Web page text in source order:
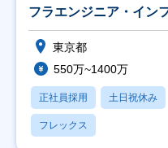
フラエンジニア・イン
東京都
550万~1400万
正社員採用 土日祝休み
フレックス